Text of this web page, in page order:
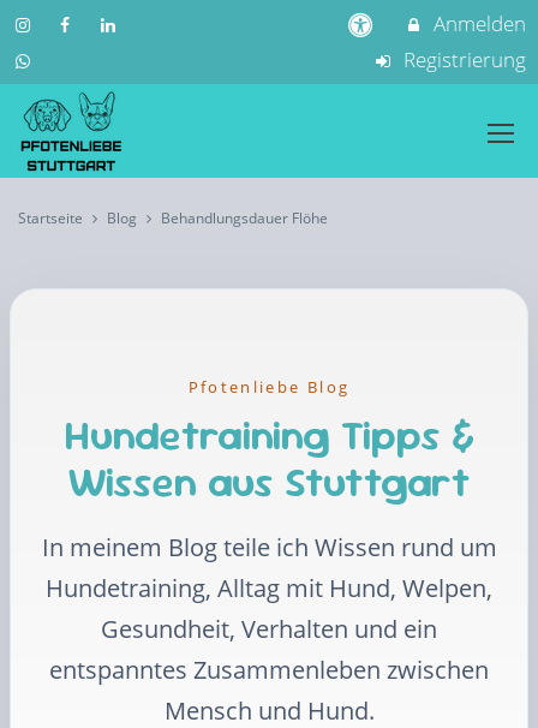
Anmelden
Registrierung
Startseite Blog Behandlungsdauer Flöhe
Pfotenliebe Blog
Hundetraining Tipps &
Wissen aus Stuttgart
In meinem Blog teile ich Wissen rund um
Hundetraining, Alltag mit Hund, Welpen,
Gesundheit, Verhalten und ein
entspanntes Zusammenleben zwischen
Mensch und Hund.